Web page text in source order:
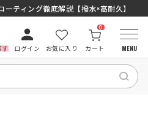
ティング徹底解説【撥水×高耐久】
強インカムはどっち？初心者にもおすす
す ログイン お気に入り カート
0
MENU
絞り込む